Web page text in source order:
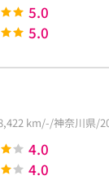
5.0
5.0
km/-/神奈川県/
4.0
4.0